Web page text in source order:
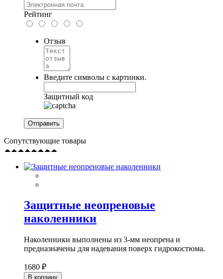
Рейтинг
Отзыв
Введите символы с картинки.
Защитный код
Сопутствующие товары
Защитные неопреновые
наколенники
Наколенники выполнены из 3-мм неопрена и
предназначены для надевания поверх гидрокостюма.
1680 ₽
В корзину